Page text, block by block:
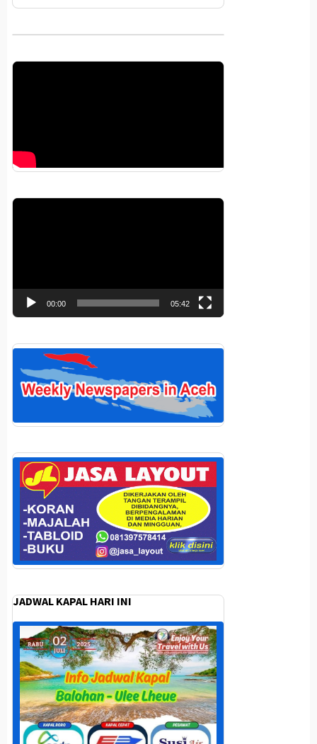
Pemutar
00:00 05:42
JADWAL KAPAL HARI INI